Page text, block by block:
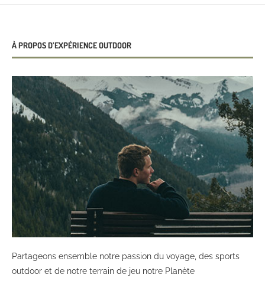
À PROPOS D’EXPÉRIENCE OUTDOOR
Partageons ensemble notre passion du voyage, des sports
outdoor et de notre terrain de jeu notre Planète